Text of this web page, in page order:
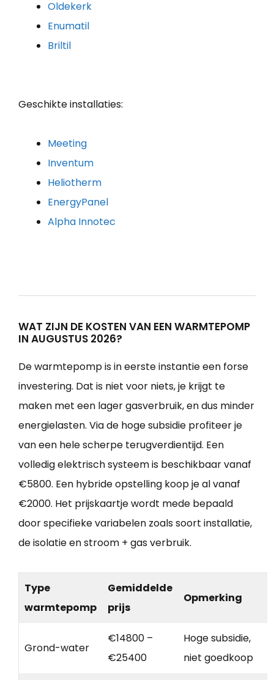
Oldekerk
Enumatil
Briltil
Geschikte installaties:
Meeting
Inventum
Heliotherm
EnergyPanel
Alpha Innotec
WAT ZIJN DE KOSTEN VAN EEN WARMTEPOMP
IN AUGUSTUS 2026?
De warmtepomp is in eerste instantie een forse
investering. Dat is niet voor niets, je krijgt te
maken met een lager gasverbruik, en dus minder
energielasten. Via de hoge subsidie profiteer je
van een hele scherpe terugverdientijd. Een
volledig elektrisch systeem is beschikbaar vanaf
€5800. Een hybride opstelling koop je al vanaf
€2000. Het prijskaartje wordt mede bepaald
door specifieke variabelen zoals soort installatie,
de isolatie en stroom + gas verbruik.
Type
warmtepomp
Gemiddelde
prijs
Opmerking
Grond-water
€14800 –
€25400
Hoge subsidie,
niet goedkoop